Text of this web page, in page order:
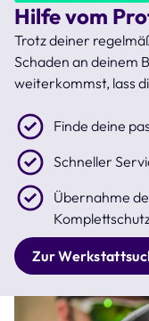
Hilfe vom
Trotz deiner
Schaden an deinem
weiterkommst, lass
Finde deine
Schneller
Übernahme
Zur